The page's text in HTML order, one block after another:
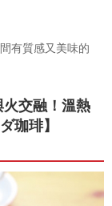
有質感又美味的
交融！溫熱
珈琲】